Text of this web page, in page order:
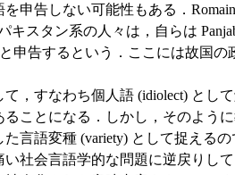
申告しない可能性もある．
キスタン系の人々は，自らは
申告するという．ここには故国
，すなわち個人語 (idiolect) とし
ことになる．しかし，そのよう
言語変種 (variety) として捉える
社会言語学的な問題に逆戻りし